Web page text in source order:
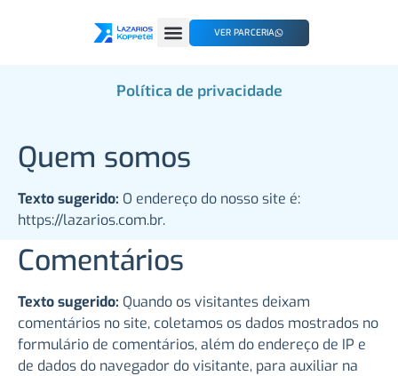
VER PARCERIA
Política de privacidade
Quem somos
Texto sugerido: O endereço do nosso site é:
https://lazarios.com.br.
Comentários
Texto sugerido: Quando os visitantes deixam
comentários no site, coletamos os dados mostrados no
formulário de comentários, além do endereço de IP e
de dados do navegador do visitante, para auxiliar na